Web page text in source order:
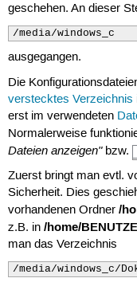
geschehen. An dieser
/media/windows_c
ausgegangen.
Die
verstecktes Verzeichnis
erst im verwendeten
Normalerweise
Dateien anzeigen"bzw.
Zuerst bringt man evtl.
Sicherheit. Dies
vorhandenen Ordner /
z.B. in /home/
man das Verzeichnis
/media/windows_c/